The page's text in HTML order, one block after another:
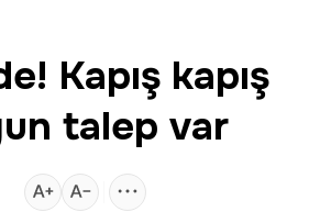
Kapış kapış
talep var